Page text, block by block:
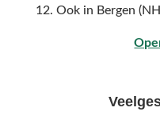
12. Ook in Bergen